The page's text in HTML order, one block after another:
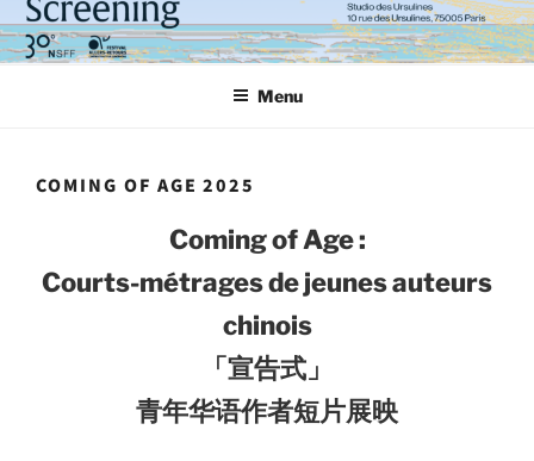
Aller
au
contenu
Menu
COMING OF AGE 2025
Coming of Age :
Courts-métrages de jeunes auteurs
chinois
「宣告式」
青年华语作者短片展映